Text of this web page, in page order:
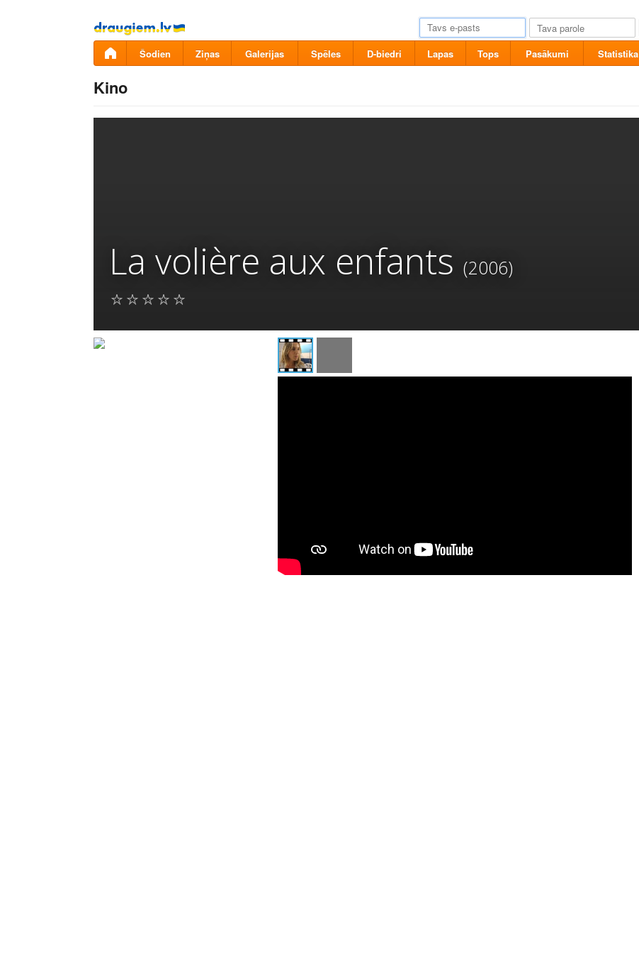
Pāriet
uz
saturu
Šodien Ziņas Galerijas Spēles D-biedri Lapas Tops Pasākumi Statistika
Kino
La volière aux enfants (2006)